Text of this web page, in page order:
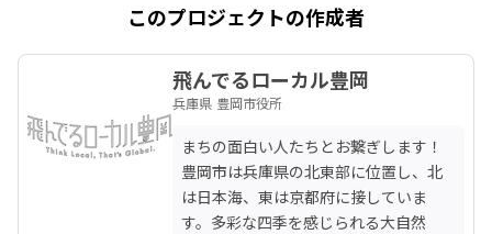
このプロジェクトの作成者
飛んでるローカル豊岡
兵庫県 豊岡市役所
まちの面白い人たちとお繋ぎします！
豊岡市は兵庫県の北東部に位置し、北
は日本海、東は京都府に接していま
す。多彩な四季を感じられる大自然